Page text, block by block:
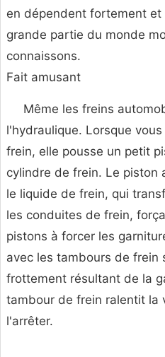
en dépendent fortement
grande partie du monde
connaissons.
Fait amusant
Même les freins
l'hydraulique. Lorsque
frein, elle pousse un petit
cylindre de frein. Le piston
le liquide de frein, qui
les conduites de frein,
pistons à forcer les
avec les tambours de frein
frottement résultant de la
tambour de frein ralentit la
l'arrêter.